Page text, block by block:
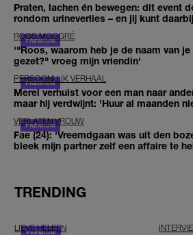
Praten, lachen én bewegen: dit event
rondom urineverlies – en jij kunt
ROOS MOGGRÉ
'"Roos, waarom heb je de naam van
gezet?" vroeg mijn vriendin'
PERSOONLIJK VERHAAL
Merel verhuist voor een man naar
maar hij verdwijnt: 'Huur al maanden
VERLATEN VROUW
Fae (24): 'Vreemdgaan was uit den
bleek mijn partner zelf een affaire te
TRENDING
LIEVE HELEEN